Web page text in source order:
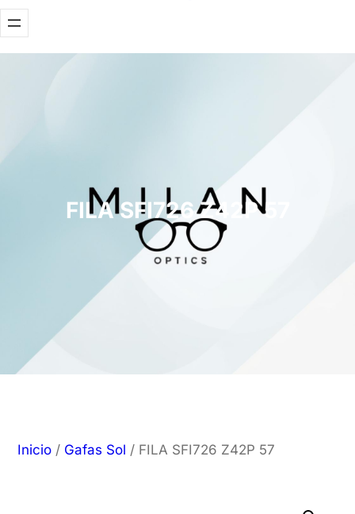
FILA SFI726 Z42P 57
Inicio / Gafas Sol / FILA SFI726 Z42P 57